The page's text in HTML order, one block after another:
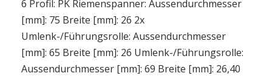
6 Profil: PK Riemenspanner: Aussendurchmesser
[mm]: 75 Breite [mm]: 26 2x
Umlenk-/Führungsrolle: Aussendurchmesser
[mm]: 65 Breite [mm]: 26 Umlenk-/Führungsrolle:
Aussendurchmesser [mm]: 69 Breite [mm]: 26,40